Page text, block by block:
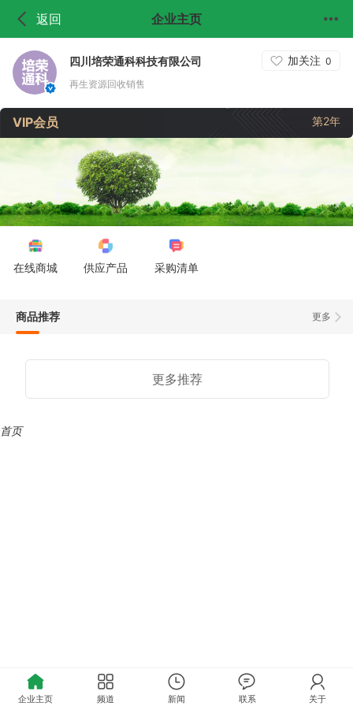
返回 企业主页
四川培荣通科科技有限公司 加关注 0
再生资源回收销售
VIP会员 第2年
在线商城 供应产品 采购清单
更多
商品推荐
更多推荐
首页
企业主页 频道 新闻 联系 关于